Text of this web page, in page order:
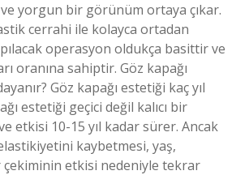
yorgun bir görünüm ortaya çıkar.
cerrahi ile kolayca ortadan
operasyon oldukça basittir ve
oranına sahiptir. Göz kapağı
Göz kapağı estetiği kaç yıl
estetiği geçici değil kalıcı bir
etkisi 10-15 yıl kadar sürer. Ancak
kaybetmesi, yaş,
çekiminin etkisi nedeniyle tekrar